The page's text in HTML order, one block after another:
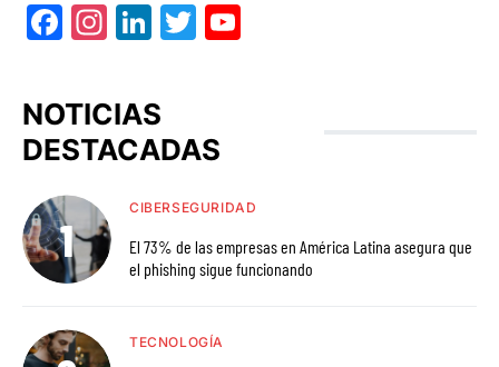
Facebook
Instagram
LinkedIn
Twitter
NOTICIAS
DESTACADAS
CIBERSEGURIDAD
El 73% de las empresas en América Latina asegura que
el phishing sigue funcionando
TECNOLOGÍA